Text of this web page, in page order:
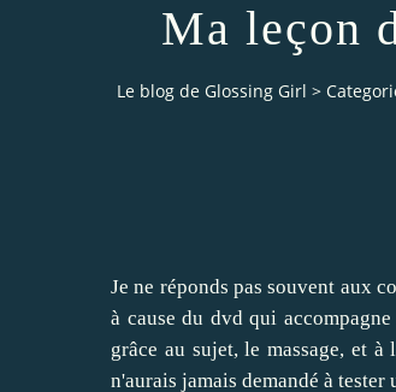
Ma leçon
Le blog de Glossing Girl >
Je ne réponds pas souvent aux
à cause du dvd qui
grâce au sujet, le massage, et
n'aurais jamais demandé à